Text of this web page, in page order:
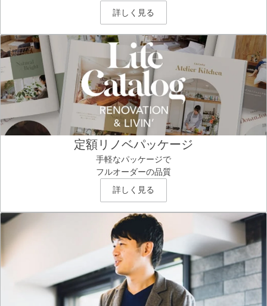
詳しく見る
定額リノベパッケージ
手軽なパッケージで
フルオーダーの品質
詳しく見る